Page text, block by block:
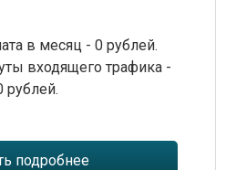
в месяц - 0 рублей.
входящего трафика -
рублей.
подробнее